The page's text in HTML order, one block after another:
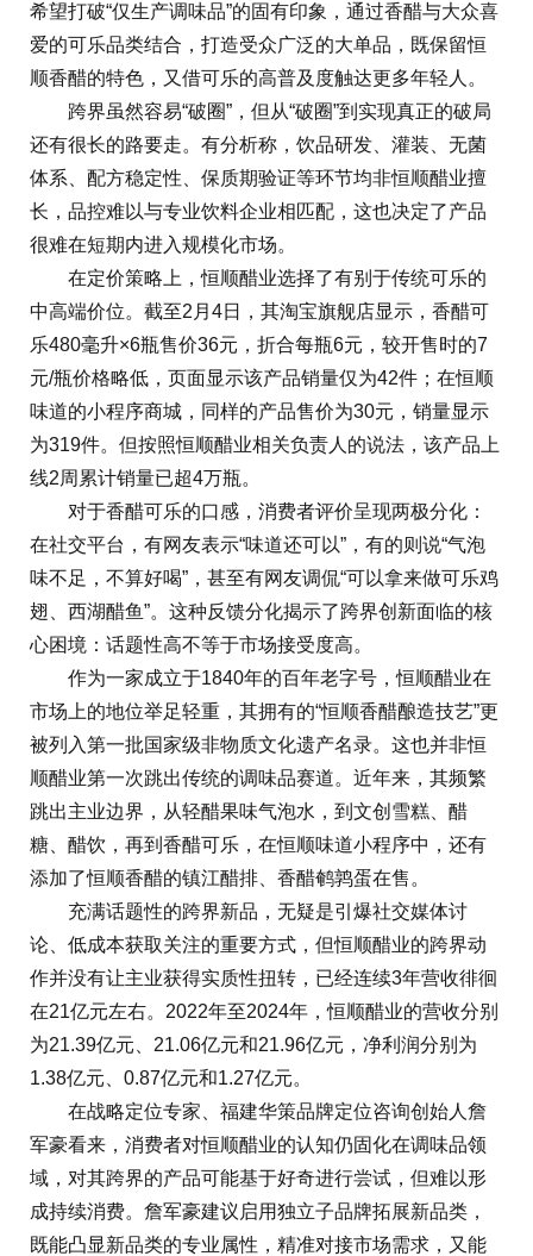
希望打破“仅生产调味品”的固有印象，通过香醋与大众喜
爱的可乐品类结合，打造受众广泛的大单品，既保留恒
顺香醋的特色，又借可乐的高普及度触达更多年轻人。
跨界虽然容易“破圈”，但从“破圈”到实现真正的破局
还有很长的路要走。有分析称，饮品研发、灌装、无菌
体系、配方稳定性、保质期验证等环节均非恒顺醋业擅
长，品控难以与专业饮料企业相匹配，这也决定了产品
很难在短期内进入规模化市场。
在定价策略上，恒顺醋业选择了有别于传统可乐的
中高端价位。截至2月4日，其淘宝旗舰店显示，香醋可
乐480毫升×6瓶售价36元，折合每瓶6元，较开售时的7
元/瓶价格略低，页面显示该产品销量仅为42件；在恒顺
味道的小程序商城，同样的产品售价为30元，销量显示
为319件。但按照恒顺醋业相关负责人的说法，该产品上
线2周累计销量已超4万瓶。
对于香醋可乐的口感，消费者评价呈现两极分化：
在社交平台，有网友表示“味道还可以”，有的则说“气泡
味不足，不算好喝”，甚至有网友调侃“可以拿来做可乐鸡
翅、西湖醋鱼”。这种反馈分化揭示了跨界创新面临的核
心困境：话题性高不等于市场接受度高。
作为一家成立于1840年的百年老字号，恒顺醋业在
市场上的地位举足轻重，其拥有的“恒顺香醋酿造技艺”更
被列入第一批国家级非物质文化遗产名录。这也并非恒
顺醋业第一次跳出传统的调味品赛道。近年来，其频繁
跳出主业边界，从轻醋果味气泡水，到文创雪糕、醋
糖、醋饮，再到香醋可乐，在恒顺味道小程序中，还有
添加了恒顺香醋的镇江醋排、香醋鹌鹑蛋在售。
充满话题性的跨界新品，无疑是引爆社交媒体讨
论、低成本获取关注的重要方式，但恒顺醋业的跨界动
作并没有让主业获得实质性扭转，已经连续3年营收徘徊
在21亿元左右。2022年至2024年，恒顺醋业的营收分别
为21.39亿元、21.06亿元和21.96亿元，净利润分别为
1.38亿元、0.87亿元和1.27亿元。
在战略定位专家、福建华策品牌定位咨询创始人詹
军豪看来，消费者对恒顺醋业的认知仍固化在调味品领
域，对其跨界的产品可能基于好奇进行尝试，但难以形
成持续消费。詹军豪建议启用独立子品牌拓展新品类，
既能凸显新品类的专业属性，精准对接市场需求，又能